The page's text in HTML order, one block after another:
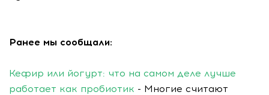
Ранее мы сообщали:
Кефир или йогурт: что на самом деле лучше
работает как пробиотик - Многие считают